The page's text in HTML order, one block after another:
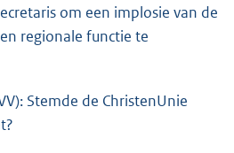
om een implosie van de
regionale functie te
Stemde de ChristenUnie